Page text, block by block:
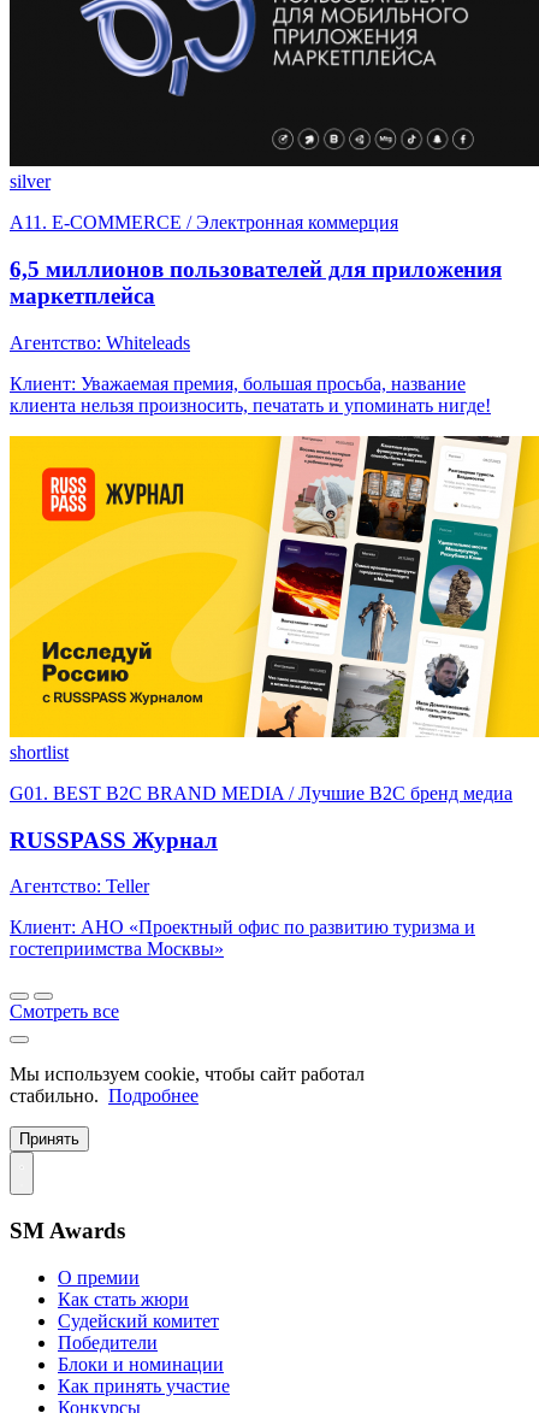
silver
A11. E-COMMERCE / Электронная коммерция
6,5 миллионов пользователей для приложения
маркетплейса
Агентство: Whiteleads
Клиент: Уважаемая премия, большая просьба, название
клиента нельзя произносить, печатать и упоминать нигде!
shortlist
G01. BEST B2C BRAND MEDIA / Лучшие B2C бренд медиа
RUSSPASS Журнал
Агентство: Teller
Клиент: АНО «Проектный офис по развитию туризма и
гостеприимства Москвы»
Смотреть все
Мы используем cookie, чтобы сайт работал
стабильно. Подробнее
Принять
SM Awards
О премии
Как стать жюри
Судейский комитет
Победители
Блоки и номинации
Как принять участие
Конкурсы